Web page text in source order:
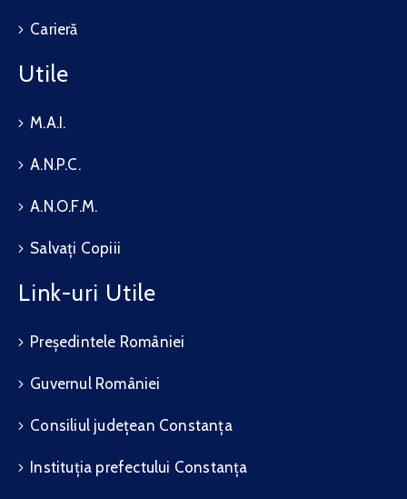
Carieră
Utile
M.A.I.
A.N.P.C.
A.N.O.F.M.
Salvați Copiii
Link-uri Utile
Președintele României
Guvernul României
Consiliul județean Constanța
Instituția prefectului Constanța